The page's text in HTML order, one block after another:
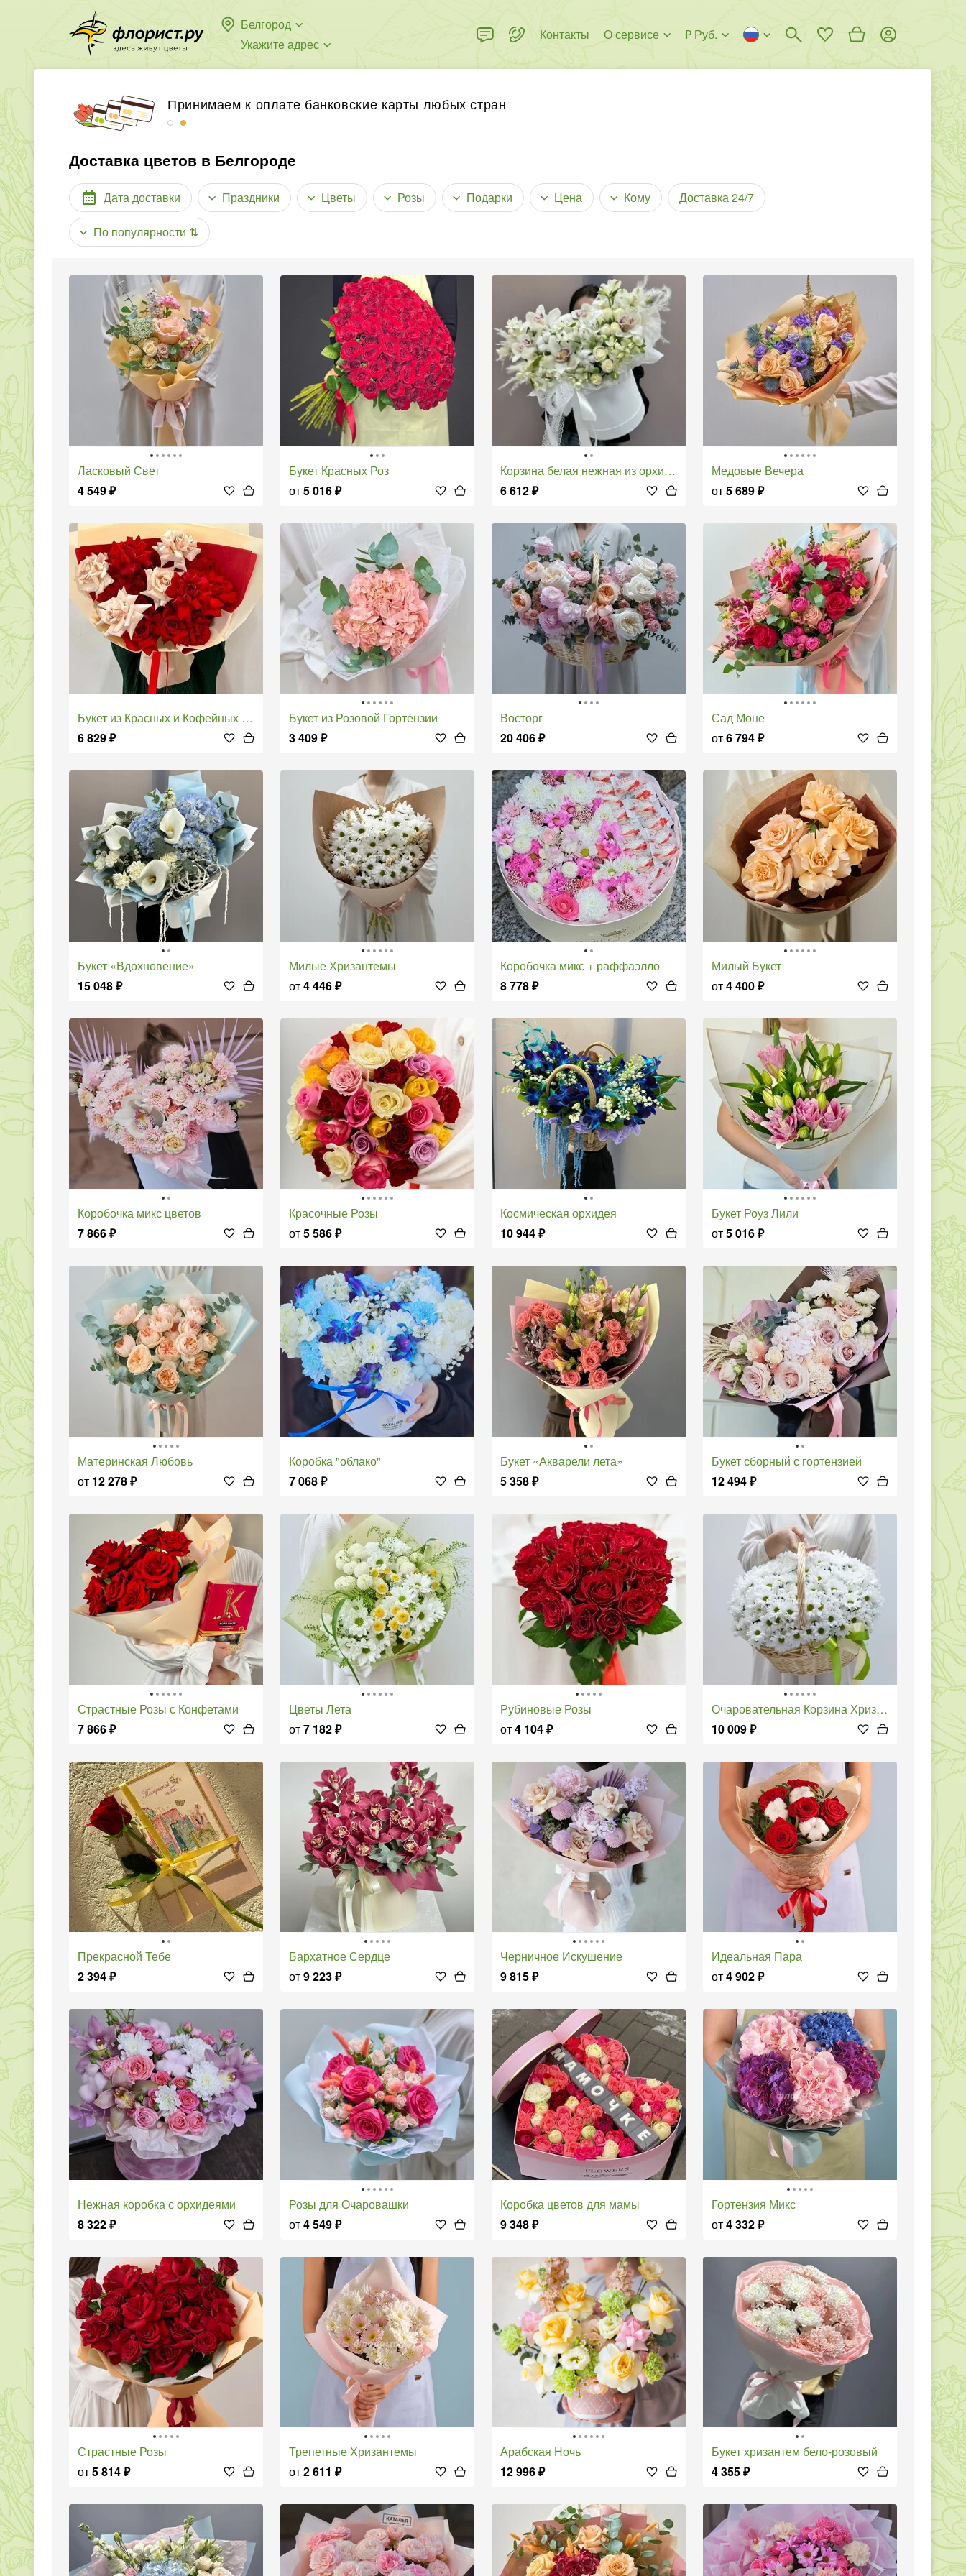
Белгород
Укажите адрес
Контакты О сервисе ₽ Руб.
Бесплатная доставка в пределах города
Принимаем к оплате банковские карты любых стран
Доставка цветов в Белгороде
Дата доставки Праздники Цветы Розы Подарки Цена Кому Доставка 24/7
По популярности ⇅
Ласковый Свет
4 549₽
Букет Красных Роз
от5 016₽
Корзина белая нежная из орхидеи
6 612₽
Медовые Вечера
от5 689₽
Букет из Красных и Кофейных Роз
6 829₽
Букет из Розовой Гортензии
3 409₽
Восторг
20 406₽
Сад Моне
от6 794₽
Букет «Вдохновение»
15 048₽
Милые Хризантемы
от4 446₽
Коробочка микс + раффаэлло
8 778₽
Милый Букет
от4 400₽
Коробочка микс цветов
7 866₽
Красочные Розы
от5 586₽
Космическая орхидея
10 944₽
Букет Роуз Лили
от5 016₽
Материнская Любовь
от 12 278₽
коробка "облако"
7 068₽
Букет «Акварели лета»
5 358₽
Букет сборный с гортензией
12 494₽
Страстные Розы с Конфетами
7 866₽
Цветы Лета
от7 182₽
Рубиновые Розы
от4 104₽
Очаровательная Корзина Хризантем
10 009₽
Прекрасной Тебе
2 394₽
Бархатное Сердце
от9 223₽
Черничное Искушение
9 815₽
Идеальная Пара
от4 902₽
нежная коробка с орхидеями
8 322₽
Розы для Очаровашки
от4 549₽
коробка цветов для мамы
9 348₽
Гортензия Микс
от4 332₽
Страстные Розы
от5 814₽
Трепетные Хризантемы
от2 611 ₽
Арабская Ночь
12 996₽
Букет хризантем бело-розовый
4 355₽